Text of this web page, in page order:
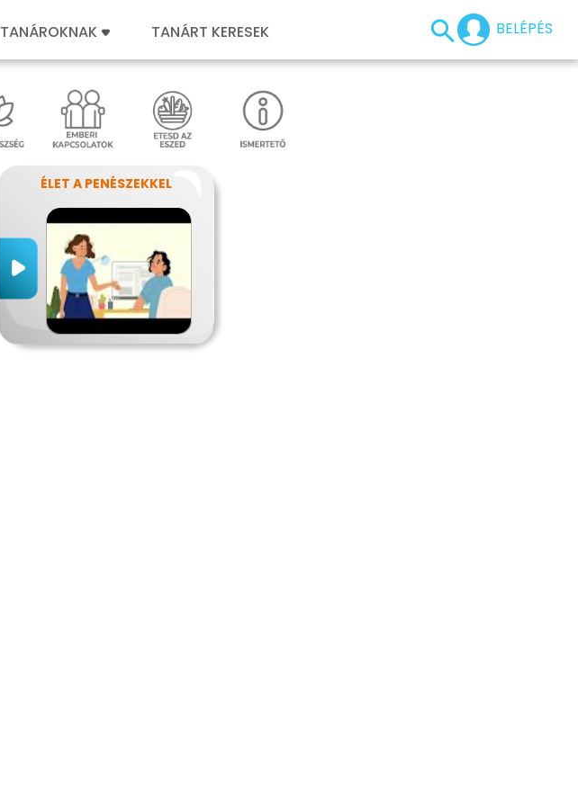
BELÉPÉS
TANÁROKNAK TANÁRT KERESEK
ÉLET A PENÉSZEKKEL